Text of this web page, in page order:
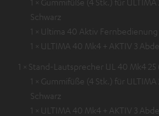
Schwarz
1 × Ultima 40 Aktiv
1 × ULTIMA 40 Mk4 + AKTIV 3
1 × Stand-Lautsprecher UL 40 Mk4
1 × Gummifüße (4 Stk.) für
Schwarz
1 × ULTIMA 40 Mk4 + AKTIV 3